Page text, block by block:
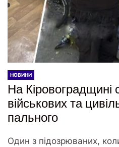
НОВИНИ
На Кіровоградщині
військових та
пального
Один з підозрюваних,